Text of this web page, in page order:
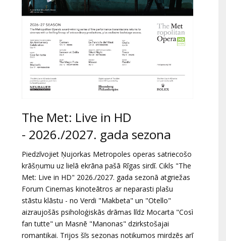
The Met: Live in HD
- 2026./2027. gada sezona
Piedzīvojiet Ņujorkas Metropoles operas satriecošo
krāšņumu uz lielā ekrāna pašā Rīgas sirdī. Cikls "The
Met: Live in HD" 2026./2027. gada sezonā atgriežas
Forum Cinemas kinoteātros ar neparasti plašu
stāstu klāstu - no Verdi "Makbeta" un "Otello"
aizraujošās psiholoģiskās drāmas līdz Mocarta "Così
fan tutte" un Masnē "Manonas" dzirkstošajai
romantikai. Trijos šīs sezonas notikumos mirdzēs arī